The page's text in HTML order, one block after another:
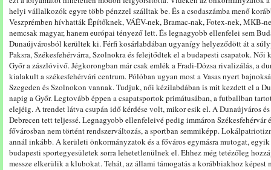
helyi vállalkozók egyre több pénzzel szálltak be. És a csodaszámba menő
Veszprémben hívhatták Építőknek, VÁÉV-nek, Bramac-nak, Fotex-nek, MKB-
nemcsak magyar, hanem európai tényező lett. És legnagyobb ellenfelei sem
Dunaújvárosból kerültek ki. Férfi kosárlabdában ugyanígy helyeződött át a
Paksra, Székesfehérvárra, Szolnokra és felejtődtek el a budapesti csapatok. Női
Győr a zászlóvivő. Jégkorongban már csak emlék a Fradi-Dózsa rivalizálás, a
kialakult a székesfehérvári centrum. Pólóban ugyan most a Vasas nyert
Szegeden és Szolnokon vannak. Tudjuk, női kézilabdában is mit kezdett el a
napig a Győr. Legtovább éppen a csapatsportok primátusában, a futballban
elejéig. A trendet látva csupán idő kérdése volt, mikor esik el. A Dunaújváros és
Debrecen tett teljessé. Legnagyobb ellenfeleivé pedig immáron Székesfehérvár
fővárosban nem történt rendszerváltozás, a sportban semmiképp.
annál inkább. A kerületi önkormányzatok és a főváros egymásra mutogat,
budapesti sportegyesületek sorra lehetetlenülnek el. Ehhez még tetézőleg
messze elkerülik a klubokat. Tehát, az állami támogatás a korábbiakhoz képest